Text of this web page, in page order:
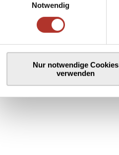
Notwendig
Nur notwendige Cookies
verwenden